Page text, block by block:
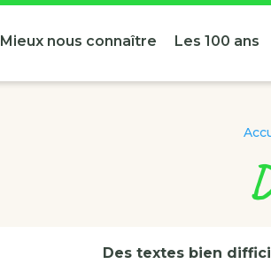
Mieux nous connaître Les 100 ans
Des textes bien